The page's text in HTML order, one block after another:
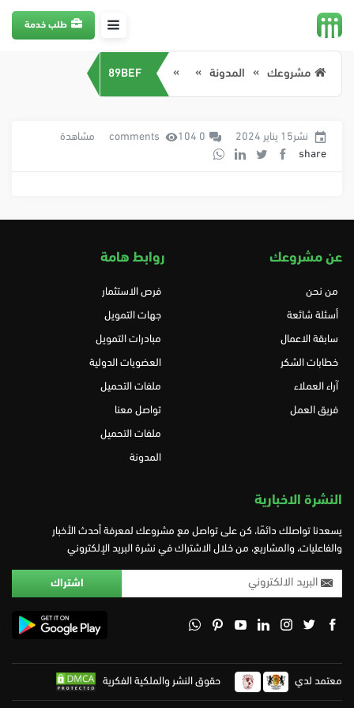
طلب خدمة
مشروعك المدونة 89BEF
نشر15 يناير 2024 0 comments 104 مشاهدة
share
عن مشروعك
من نحن
أسئلة شائعة
سابقة الاعمال
خطابات الشكر
آراء العملاء
فريق العمل
روابط هامة
فرص الاستثمار
جهات التمويل
مبادرات التمويل
العضويات الدولية
ملفات التحميل
تواصل معنا
ملفات التحميل
المدونة
النشرة الاخبارية
يسعدنا تواصلك دائمًا، كن على تواصل مع مشروعك لمعرفة أحدث الأخبار
والفاعليات، والمشاريع، من خلال الاشتراك في نشرة البريد الإلكتروني
معتمد لدي حقوق النشر والملكية الفكرية